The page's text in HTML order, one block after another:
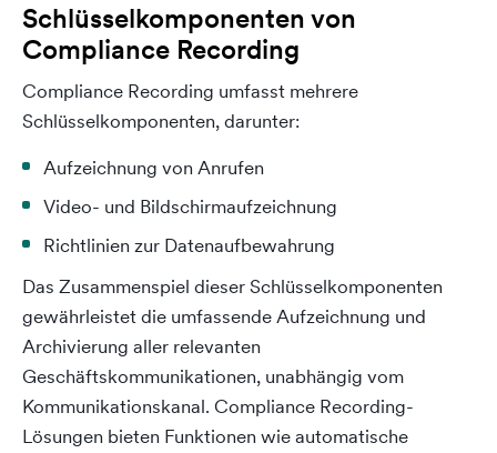
Schlüsselkomponenten von
Compliance Recording
Compliance Recording umfasst mehrere
Schlüsselkomponenten, darunter:
Aufzeichnung von Anrufen
Video- und Bildschirmaufzeichnung
Richtlinien zur Datenaufbewahrung
Das Zusammenspiel dieser Schlüsselkomponenten
gewährleistet die umfassende Aufzeichnung und
Archivierung aller relevanten
Geschäftskommunikationen, unabhängig vom
Kommunikationskanal. Compliance Recording-
Lösungen bieten Funktionen wie automatische